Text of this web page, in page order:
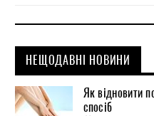
НЕЩОДАВНІ НОВИНИ
Як відновити
спосіб